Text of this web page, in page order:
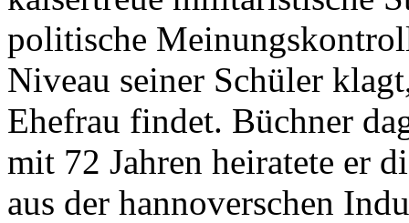
politische
Niveau seiner Schüler
Ehefrau findet. Büchner
mit 72 Jahren heiratete er
aus der hannoverschen